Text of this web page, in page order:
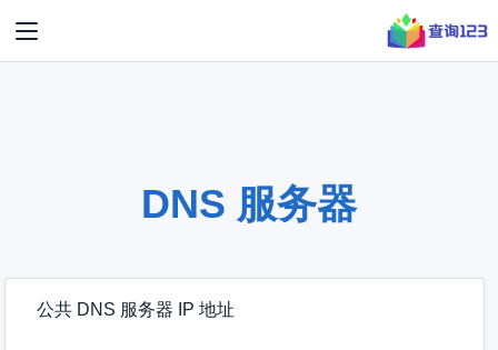
DNS 服务器
公共 DNS 服务器 IP 地址